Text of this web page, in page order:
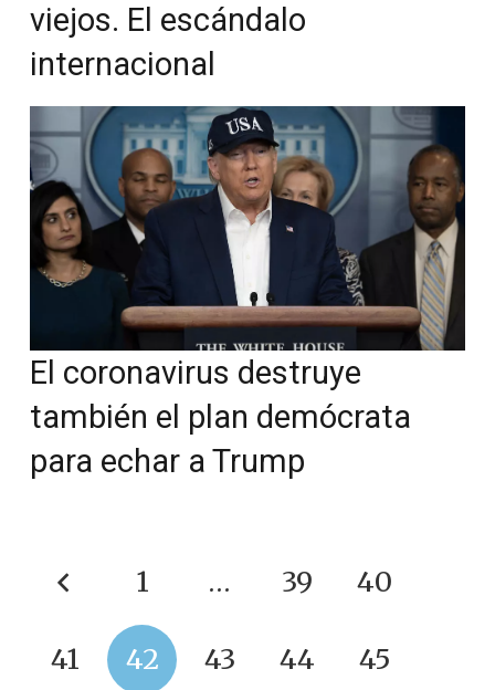
viejos. El escándalo
internacional
El coronavirus destruye
también el plan demócrata
para echar a Trump
1 … 39 40
41 42 43 44 45